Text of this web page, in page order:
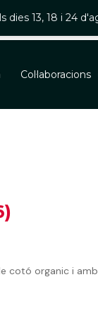
13, 18 i 24
Col·laboracions
cotó organic i